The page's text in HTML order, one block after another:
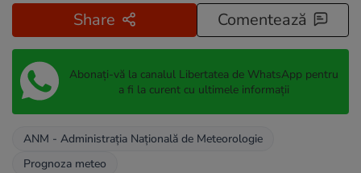
Share Comentează
Abonați-vă la canalul Libertatea de WhatsApp pentru
a fi la curent cu ultimele informații
ANM - Administraţia Naţională de Meteorologie
Prognoza meteo